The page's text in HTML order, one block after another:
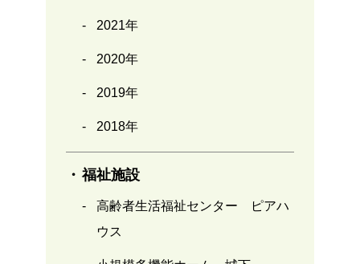
2021年
2020年
2019年
2018年
福祉施設
高齢者生活福祉センター ピアハ
ウス